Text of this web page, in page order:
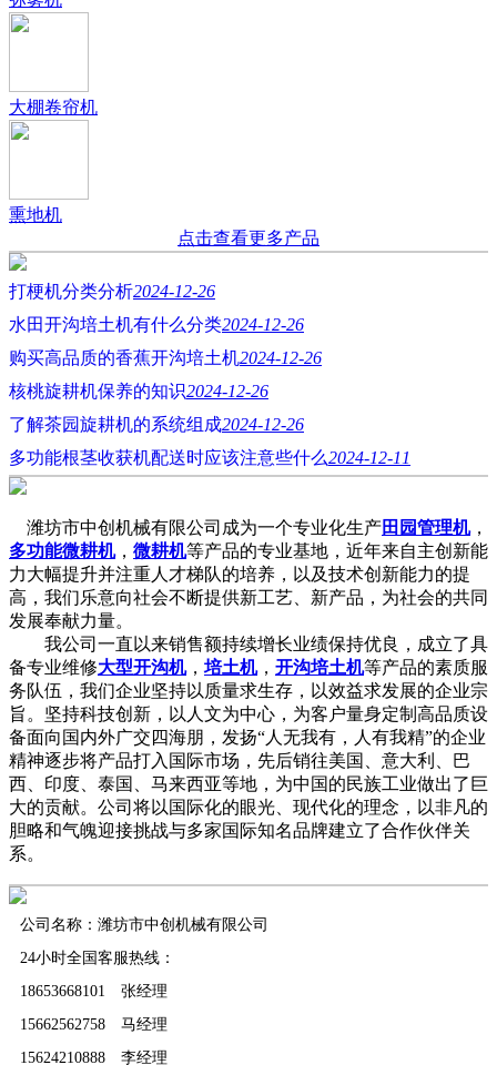
大棚卷帘机
熏地机
点击查看更多产品
打梗机分类分析2024-12-26
水田开沟培土机有什么分类2024-12-26
购买高品质的香蕉开沟培土机2024-12-26
核桃旋耕机保养的知识2024-12-26
了解茶园旋耕机的系统组成2024-12-26
多功能根茎收获机配送时应该注意些什么2024-12-11
潍坊市中创机械有限公司成为一个专业化生产田园管理机，
多功能微耕机， 微耕机等产品的专业基地，近年来自主创新能
力大幅提升并注重人才梯队的培养，以及技术创新能力的提
高，我们乐意向社会不断提供新工艺、新产品，为社会的共同
发展奉献力量。
我公司一直以来销售额持续增长业绩保持优良，成立了具
备专业维修大型开沟机， 培土机， 开沟培土机等产品的素质服
务队伍，我们企业坚持以质量求生存，以效益求发展的企业宗
旨。坚持科技创新，以人文为中心，为客户量身定制高品质设
备面向国内外广交四海朋，发扬“人无我有，人有我精”的企业
精神逐步将产品打入国际市场，先后销往美国、意大利、巴
西、印度、泰国、马来西亚等地，为中国的民族工业做出了巨
大的贡献。公司将以国际化的眼光、现代化的理念，以非凡的
胆略和气魄迎接挑战与多家国际知名品牌建立了合作伙伴关
系。
公司名称：潍坊市中创机械有限公司
24小时全国客服热线：
18653668101 张经理
15662562758 马经理
15624210888 李经理